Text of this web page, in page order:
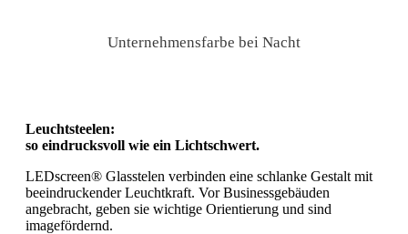
Unternehmensfarbe bei Nacht
Leuchtsteelen:
so eindrucksvoll wie ein Lichtschwert.
LEDscreen® Glasstelen verbinden eine schlanke Gestalt mit
beeindruckender Leuchtkraft. Vor Businessgebäuden
angebracht, geben sie wichtige Orientierung und sind
imagefördernd.